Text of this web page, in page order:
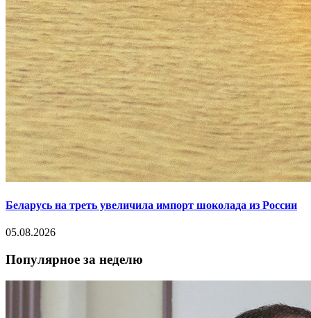
Беларусь на треть увеличила импорт шоколада из России
05.08.2026
Популярное за неделю